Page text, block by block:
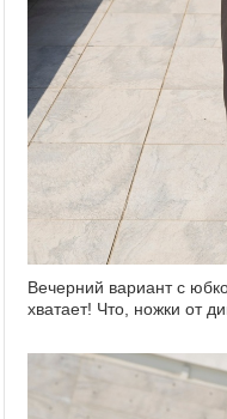
Вечерний вариант с
хватает! Что, ножки от